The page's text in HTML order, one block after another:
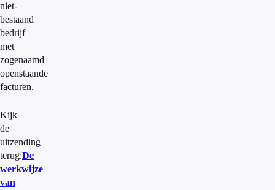
niet-
bestaand
bedrijf
met
zogenaamd
openstaande
facturen.
Kijk
de
uitzending
terug:De
werkwijze
van